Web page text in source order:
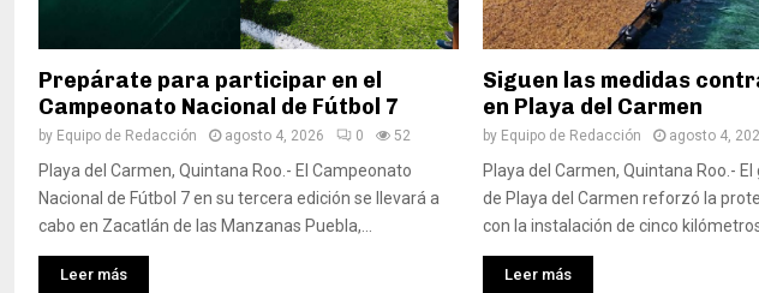
Prepárate para participar en el
Campeonato Nacional de Fútbol 7
by Equipo de Redacción agosto 4, 2026 0 52
Playa del Carmen, Quintana Roo.- El Campeonato
Nacional de Fútbol 7 en su tercera edición se llevará a
cabo en Zacatlán de las Manzanas Puebla,...
Leer más
Siguen las medidas
en Playa del Carmen
by Equipo de Redacción agosto 4,
Playa del Carmen, Quintana Roo.-
de Playa del Carmen reforzó la
con la instalación de cinco kilómetros
Leer más